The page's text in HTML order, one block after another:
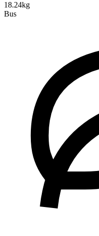
18.24kg
Bus